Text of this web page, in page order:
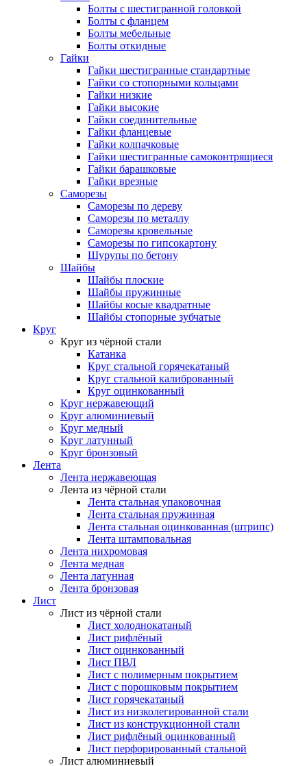
Болты с шестигранной головкой
Болты с фланцем
Болты мебельные
Болты откидные
Гайки
Гайки шестигранные стандартные
Гайки со стопорными кольцами
Гайки низкие
Гайки высокие
Гайки соединительные
Гайки фланцевые
Гайки колпачковые
Гайки шестигранные самоконтрящиеся
Гайки барашковые
Гайки врезные
Саморезы
Саморезы по дереву
Саморезы по металлу
Саморезы кровельные
Саморезы по гипсокартону
Шурупы по бетону
Шайбы
Шайбы плоские
Шайбы пружинные
Шайбы косые квадратные
Шайбы стопорные зубчатые
Круг
Круг из чёрной стали
Катанка
Круг стальной горячекатаный
Круг стальной калиброванный
Круг оцинкованный
Круг нержавеющий
Круг алюминиевый
Круг медный
Круг латунный
Круг бронзовый
Лента
Лента нержавеющая
Лента из чёрной стали
Лента стальная упаковочная
Лента стальная пружинная
Лента стальная оцинкованная (штрипс)
Лента штамповальная
Лента нихромовая
Лента медная
Лента латунная
Лента бронзовая
Лист
Лист из чёрной стали
Лист холоднокатаный
Лист рифлёный
Лист оцинкованный
Лист ПВЛ
Лист с полимерным покрытием
Лист с порошковым покрытием
Лист горячекатаный
Лист из низколегированной стали
Лист из конструкционной стали
Лист рифлёный оцинкованный
Лист перфорированный стальной
Лист алюминиевый